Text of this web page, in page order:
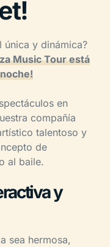
única y dinámica?
Music Tour está
en
compañía
talentoso y
de
al baile.
y
sea hermosa,